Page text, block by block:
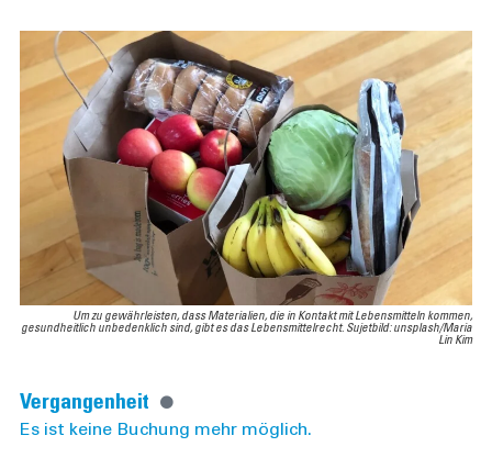
Um zu gewährleisten, dass Materialien, die in Kontakt mit Lebensmitteln kommen,
gesundheitlich unbedenklich sind, gibt es das Lebensmittelrecht. Sujetbild: unsplash/Maria
Lin Kim
Vergangenheit
Es ist keine Buchung mehr möglich.